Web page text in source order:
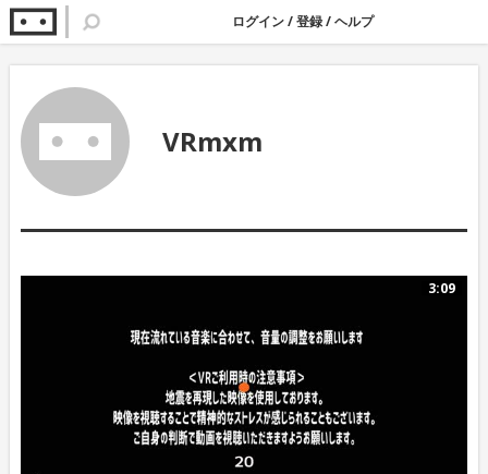
ログイン/登録/ヘルプ
VRmxm
3:09